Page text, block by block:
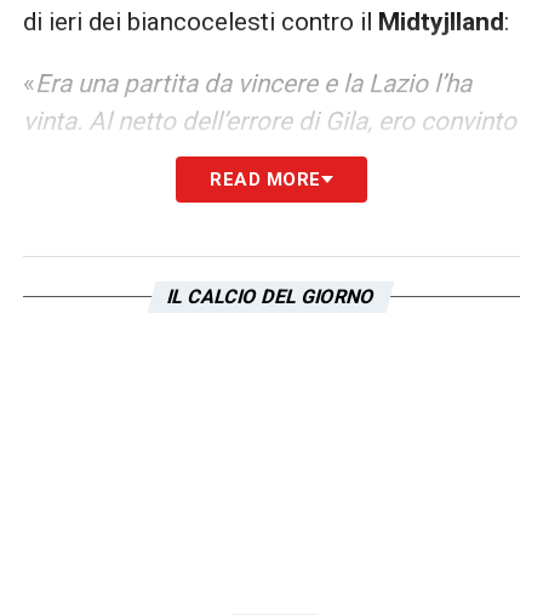
di ieri dei biancocelesti contro il Midtyjlland:
«Era una partita da vincere e la Lazio l’ha
vinta. Al netto dell’errore di Gila, ero convinto
che la Lazio l’avrebbe portata a casa. Certo,
quell’errore poteva buttarci un po’ giù, ma lo
Zaccagni in grande forma, sta facendo
READ MORE
IL CALCIO DEL GIORNO